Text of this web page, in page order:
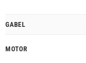
GABEL
MOTOR